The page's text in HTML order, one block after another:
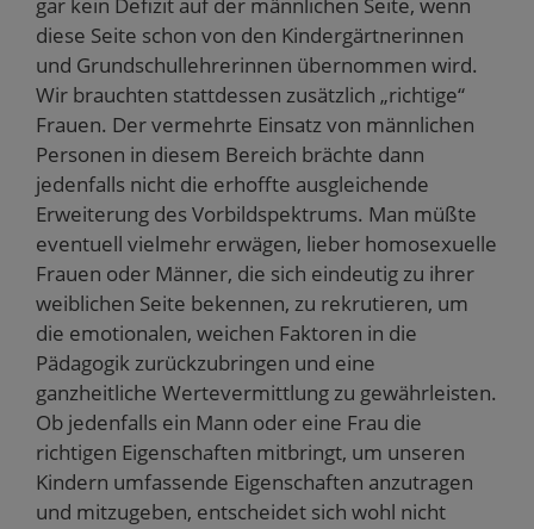
diese Seite schon von den Kindergärtnerinnen
und Grundschullehrerinnen übernommen wird.
Wir brauchten stattdessen zusätzlich „richtige“
Frauen. Der vermehrte Einsatz von männlichen
Personen in diesem Bereich brächte dann
jedenfalls nicht die erhoffte ausgleichende
Erweiterung des Vorbildspektrums. Man müßte
eventuell vielmehr erwägen, lieber homosexuelle
Frauen oder Männer, die sich eindeutig zu ihrer
weiblichen Seite bekennen, zu rekrutieren, um
die emotionalen, weichen Faktoren in die
Pädagogik zurückzubringen und eine
ganzheitliche Wertevermittlung zu gewährleisten.
Ob jedenfalls ein Mann oder eine Frau die
richtigen Eigenschaften mitbringt, um unseren
Kindern umfassende Eigenschaften anzutragen
und mitzugeben, entscheidet sich wohl nicht